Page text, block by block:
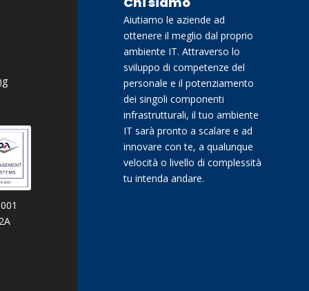
Aiutiamo le aziende ad
ottenere il meglio dal proprio
ambiente IT. Attraverso lo
sviluppo di competenze del
personale e il potenziamento
dei singoli componenti
infrastrutturali, il tuo ambiente
IT sarà pronto a scalare e ad
innovare con te, a qualunque
velocità o livello di complessità
tu intenda andare.